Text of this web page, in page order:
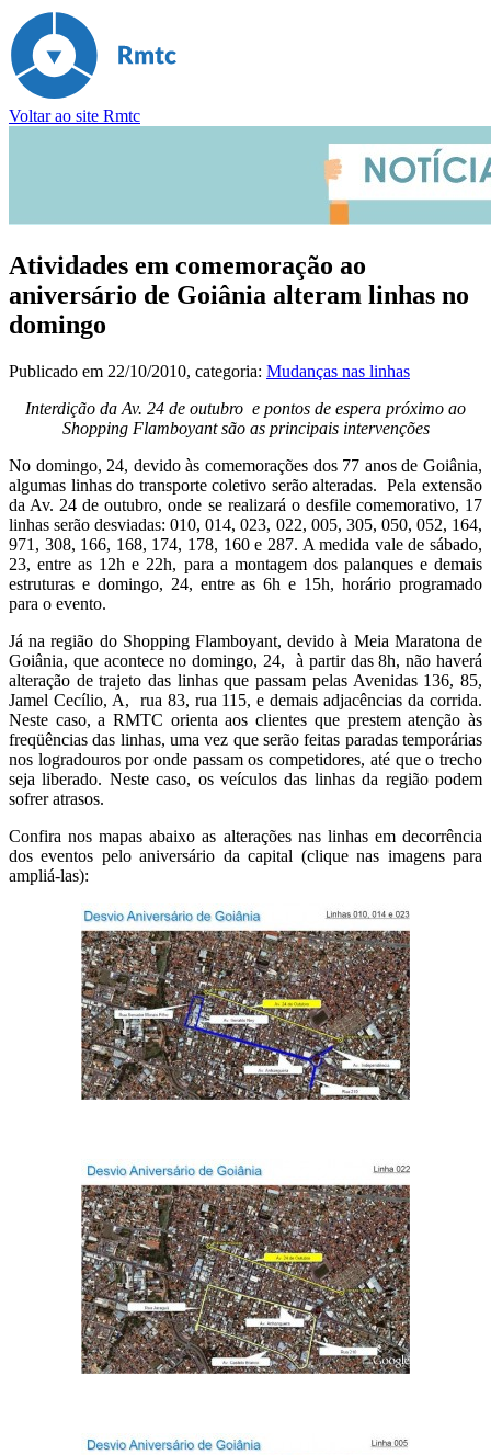
Voltar ao site Rmtc
Atividades em comemoração ao
aniversário de Goiânia alteram linhas no
domingo
Publicado em 22/10/2010, categoria: Mudanças nas linhas
Interdição da Av. 24 de outubro e pontos de espera próximo ao
Shopping Flamboyant são as principais intervenções
No domingo, 24, devido às comemorações dos 77 anos de Goiânia,
algumas linhas do transporte coletivo serão alteradas. Pela extensão
da Av. 24 de outubro, onde se realizará o desfile comemorativo, 17
linhas serão desviadas: 010, 014, 023, 022, 005, 305, 050, 052, 164,
971, 308, 166, 168, 174, 178, 160 e 287. A medida vale de sábado,
23, entre as 12h e 22h, para a montagem dos palanques e demais
estruturas e domingo, 24, entre as 6h e 15h, horário programado
para o evento.
Já na região do Shopping Flamboyant, devido à Meia Maratona de
Goiânia, que acontece no domingo, 24, à partir das 8h, não haverá
alteração de trajeto das linhas que passam pelas Avenidas 136, 85,
Jamel Cecílio, A, rua 83, rua 115, e demais adjacências da corrida.
Neste caso, a RMTC orienta aos clientes que prestem atenção às
freqüências das linhas, uma vez que serão feitas paradas temporárias
nos logradouros por onde passam os competidores, até que o trecho
seja liberado. Neste caso, os veículos das linhas da região podem
sofrer atrasos.
Confira nos mapas abaixo as alterações nas linhas em decorrência
dos eventos pelo aniversário da capital (clique nas imagens para
ampliá-las):